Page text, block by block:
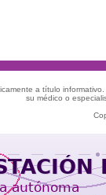
a título
su médico o